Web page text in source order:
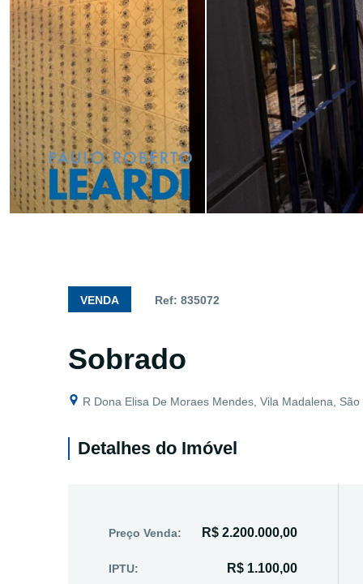
VENDA Ref: 835072
Sobrado
R Dona Elisa De Moraes Mendes, Vila Madalena, São
Detalhes do Imóvel
Preço Venda: R$ 2.200.000,00
IPTU: R$ 1.100,00